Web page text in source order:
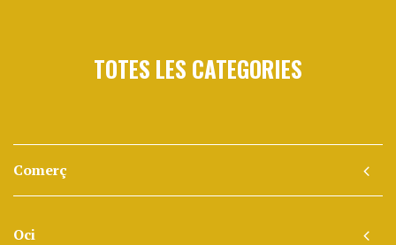
TOTES LES CATEGORIES
Comerç
Oci